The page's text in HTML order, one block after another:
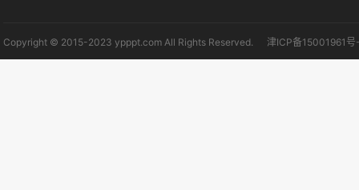
Copyright © 2015-2023 ypppt.com All Rights Reserved. 津ICP备15001961号